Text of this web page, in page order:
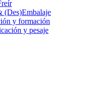
(Des)Embalaje
y formación
y pesaje